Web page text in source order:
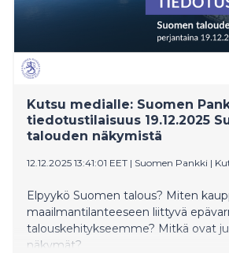
Kutsu medialle: Suomen
tiedotustilaisuus 19.12.2025
talouden näkymistä
12.12.2025 13:41:01 EET | Suomen Pankki |
Elpyykö Suomen talous? Miten
maailmantilanteeseen liittyvä
talouskehitykseemme? Mitkä ovat
näkymät?